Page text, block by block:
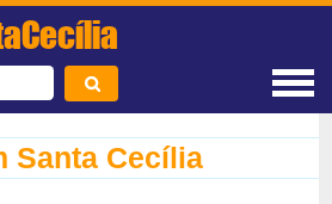
Santa Cecília